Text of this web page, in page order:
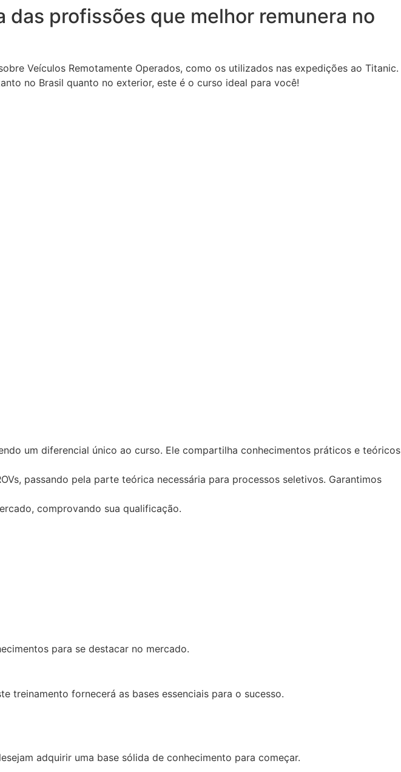
das profissões que melhor remunera no
Veículos Remotamente Operados, como os utilizados nas expedições ao Titanic.
no Brasil quanto no exterior, este é o curso ideal para você!
um diferencial único ao curso. Ele compartilha conhecimentos práticos e teóricos
passando pela parte teórica necessária para processos seletivos. Garantimos
comprovando sua qualificação.
para se destacar no mercado.
treinamento fornecerá as bases essenciais para o sucesso.
adquirir uma base sólida de conhecimento para começar.